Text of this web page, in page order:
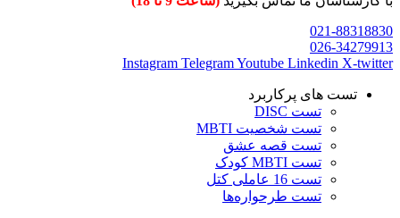
021-88318830
026-34279913
Instagram TelegramYoutube Linkedin X-twitter
تست های پرکاربرد
تست DISC
تست شخصیت MBTI
تست قصه عشق
تست MBTI کودک
تست 16 عاملی کتل
تست طرحواره‌ها